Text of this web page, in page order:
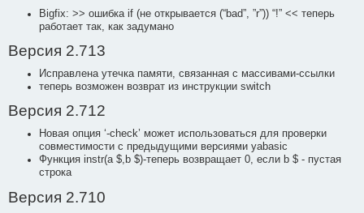
Bigfix: >> ошибка if (не открывается (“bad”, ”r”)) “!” << теперь
работает так, как задумано
Версия 2.713
Исправлена утечка памяти, связанная с массивами-ссылки
теперь возможен возврат из инструкции switch
Версия 2.712
Новая опция ‘-check’ может использоваться для проверки
совместимости с предыдущими версиями yabasic
Функция instr(a $,b $)-теперь возвращает 0, если b $ - пустая
строка
Версия 2.710